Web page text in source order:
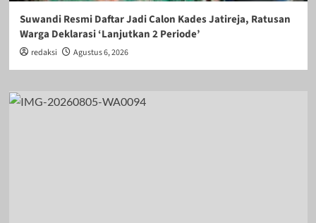
Suwandi Resmi Daftar Jadi Calon Kades Jatireja, Ratusan
Warga Deklarasi ‘Lanjutkan 2 Periode’
redaksi Agustus 6, 2026